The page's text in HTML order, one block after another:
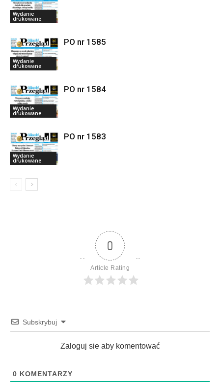
Wydanie
drukowane
Wydanie
drukowane
PO nr 1585
Wydanie
drukowane
PO nr 1584
Wydanie
drukowane
PO nr 1583
0
Article Rating
Subskrybuj
Zaloguj sie aby komentować
0 KOMENTARZY